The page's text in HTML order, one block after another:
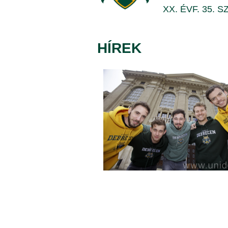
XX. ÉVF. 35.
HÍREK